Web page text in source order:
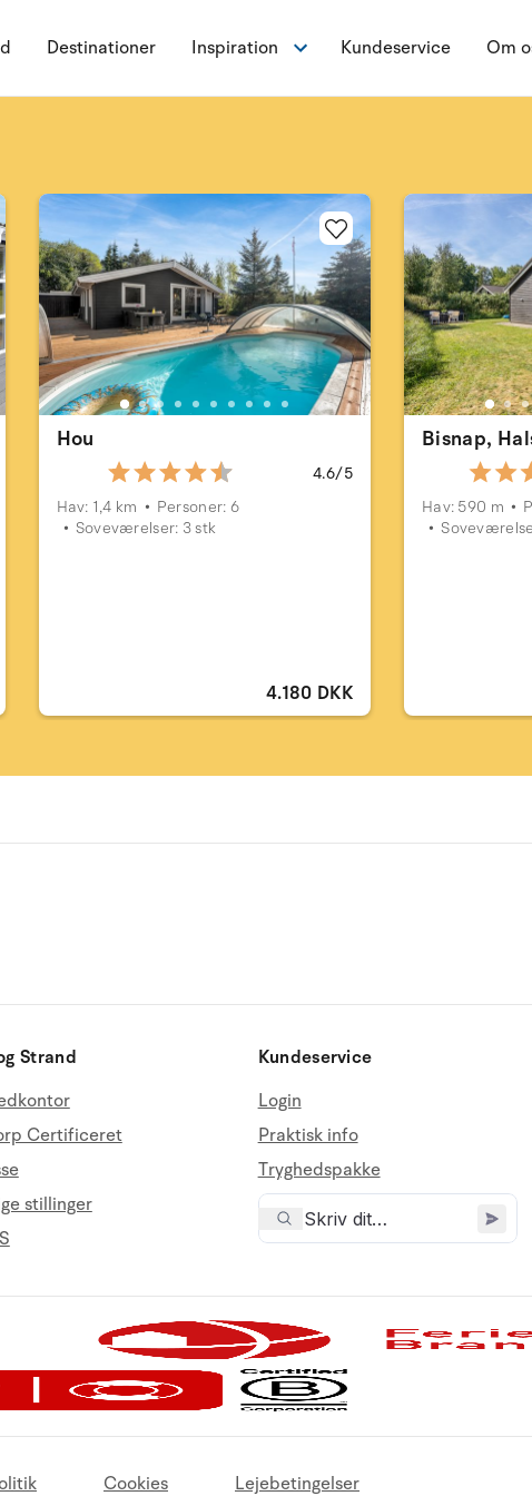
Destinationer Inspiration Kundeservice Om
Hou
4.6/5
Hav: 1,4 km
Personer: 6
Soveværelser: 3 stk
4.180 DKK
Bisnap,
Hav: 590 m
Strand
Certificeret
stillinger
Kundeservice
Login
Praktisk info
Tryghedspakke
Cookies Lejebetingelser